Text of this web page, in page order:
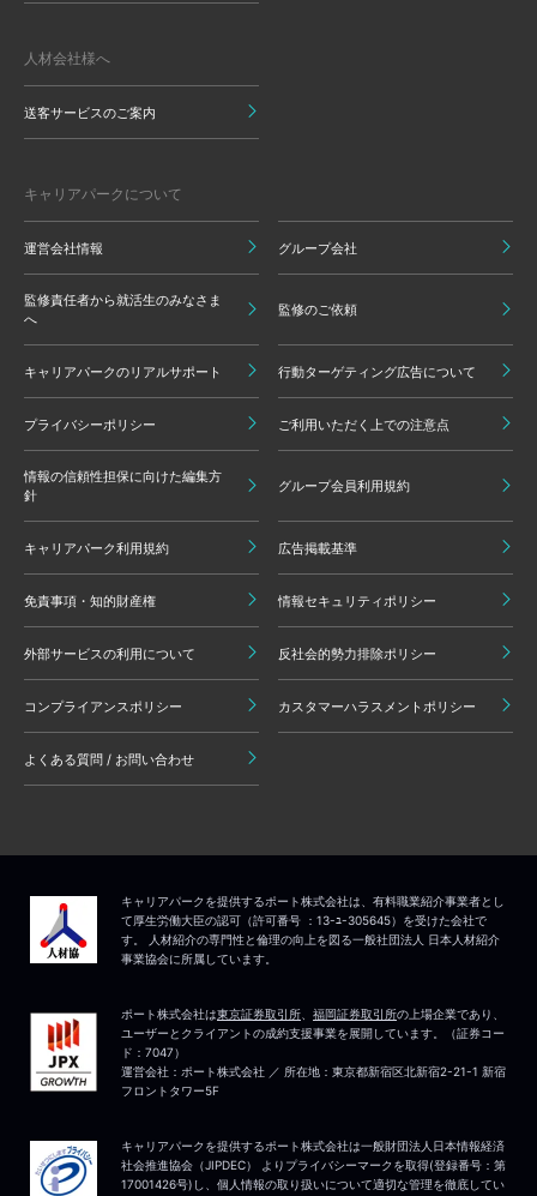
人材会社様へ
送客サービスのご案内
キャリアパークについて
運営会社情報 グループ会社
監修責任者から就活生のみなさま
へ
監修のご依頼
キャリアパークのリアルサポート 行動ターゲティング広告について
プライバシーポリシー ご利用いただく上での注意点
情報の信頼性担保に向けた編集方
針
グループ会員利用規約
キャリアパーク利用規約 広告掲載基準
免責事項・知的財産権 情報セキュリティポリシー
外部サービスの利用について 反社会的勢力排除ポリシー
コンプライアンスポリシー カスタマーハラスメントポリシー
よくある質問 / お問い合わせ